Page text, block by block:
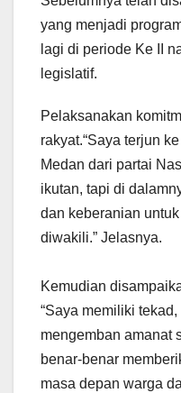
yang menjadi
lagi di periode Ke II
legislatif.
Pelaksanakan
rakyat.“Saya terjun
Medan dari partai
ikutan, tapi di
dan keberanian
diwakili.” Jelasnya.
Kemudian
“Saya memiliki
mengemban amanat
benar-benar
masa depan warga